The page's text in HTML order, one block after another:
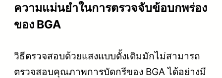
ความแม่นยำในการตรวจจับข้อบกพร่อง
ของ BGA
วิธีตรวจสอบด้วยแสงแบบดั้งเดิมมักไม่สามารถ
ตรวจสอบคุณภาพการบัดกรีของ BGA ได้อย่างมี